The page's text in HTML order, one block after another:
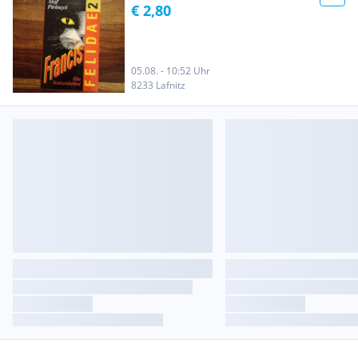
€ 2,80
05.08. - 10:52 Uhr
8233 Lafnitz